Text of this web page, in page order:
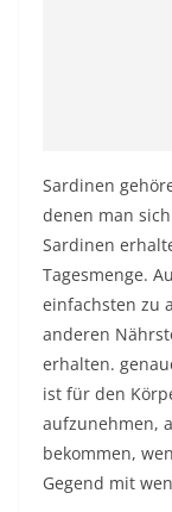
Sardinen
denen man
Sardinen
Tagesmenge.
einfachsten zu
anderen
erhalten.
ist für den
aufzunehmen,
bekommen,
Gegend mit